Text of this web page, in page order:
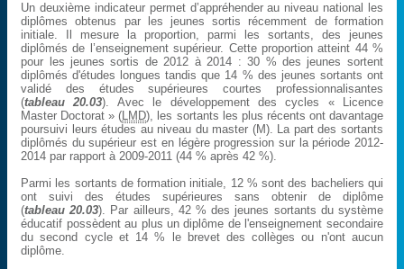
Un deuxième indicateur permet d’appréhender au niveau national les
diplômes obtenus par les jeunes sortis récemment de formation
initiale. Il mesure la proportion, parmi les sortants, des jeunes
diplômés de l’enseignement supérieur. Cette proportion atteint 44 %
pour les jeunes sortis de 2012 à 2014 : 30 % des jeunes sortent
diplômés d'études longues tandis que 14 % des jeunes sortants ont
validé des études supérieures courtes professionnalisantes
(tableau 20.03). Avec le développement des cycles « Licence
Master Doctorat » (LMD), les sortants les plus récents ont davantage
poursuivi leurs études au niveau du master (M). La part des sortants
diplômés du supérieur est en légère progression sur la période 2012-
2014 par rapport à 2009-2011 (44 % après 42 %).
Parmi les sortants de formation initiale, 12 % sont des bacheliers qui
ont suivi des études supérieures sans obtenir de diplôme
(tableau 20.03). Par ailleurs, 42 % des jeunes sortants du système
éducatif possèdent au plus un diplôme de l'enseignement secondaire
du second cycle et 14 % le brevet des collèges ou n'ont aucun
diplôme.